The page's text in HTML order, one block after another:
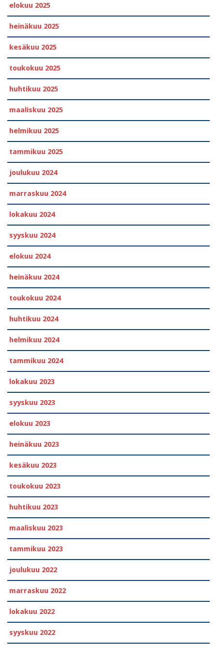
elokuu 2025
heinäkuu 2025
kesäkuu 2025
toukokuu 2025
huhtikuu 2025
maaliskuu 2025
helmikuu 2025
tammikuu 2025
joulukuu 2024
marraskuu 2024
lokakuu 2024
syyskuu 2024
elokuu 2024
heinäkuu 2024
toukokuu 2024
huhtikuu 2024
helmikuu 2024
tammikuu 2024
lokakuu 2023
syyskuu 2023
elokuu 2023
heinäkuu 2023
kesäkuu 2023
toukokuu 2023
huhtikuu 2023
maaliskuu 2023
tammikuu 2023
joulukuu 2022
marraskuu 2022
lokakuu 2022
syyskuu 2022